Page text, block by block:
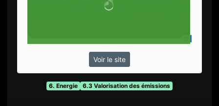
Voir le site
6. Energie 6.3 Valorisation des émissions